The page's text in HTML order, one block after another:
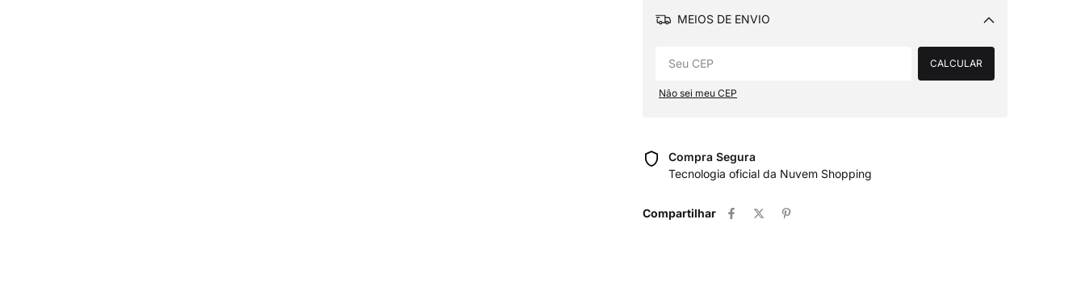
MEIOS DE ENVIO
Alterar CEP
CALCULAR
Não sei meu CEP
Compra Segura
Tecnologia oficial da Nuvem Shopping
Compartilhar